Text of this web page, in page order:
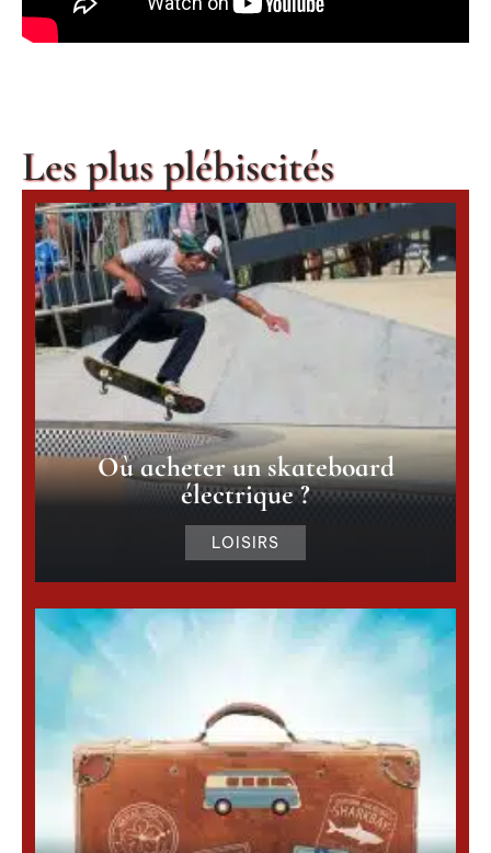
Les plus plébiscités
Où acheter un skateboard
électrique ?
LOISIRS